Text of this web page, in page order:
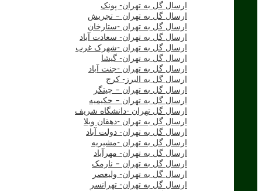
ارسال گل به تهران- پونک
ارسال گل به تهران – تجریش
ارسال گل به تهران -ستارخان
ارسال گل به تهران- سعادت آباد
ارسال گل به تهران -شهرک غرب
ارسال گل به تهران- گیشا
ارسال گل به تهران -جنت آباد
ارسال گل به البرز- کرج
ارسال گل به تهران – چیتگر
ارسال گل به تهران – حکیمیه
ارسال گل تهران -دانشگاه شریف
ارسال گل به تهران -دهقان ویلا
ارسال گل به تهران- دولت آباد
ارسال گل به تهران -مشیریه
ارسال گل به تهران- مهرآباد
ارسال گل به تهران – نارمک
ارسال گل به تهران- ولیعصر
ارسال گل به تهران- تهرانسر